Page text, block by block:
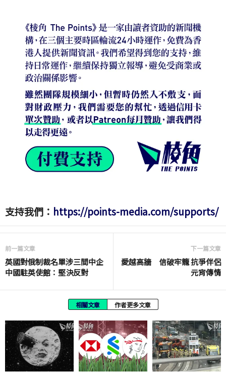
支持我們： https://points-media.com/supports/
前一篇文章
英國對俄制裁名單涉三間中企
中國駐英使館：堅決反對
下一篇文章
愛越高牆 信破牢籠 抗爭伴侶
元宵傳情
相關文章 作者更多文章